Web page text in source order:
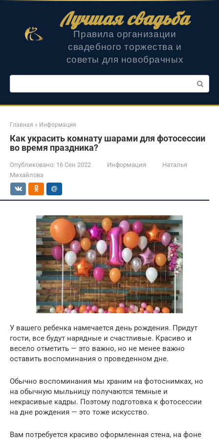
Лучшая свадьба
Правила организации
свадебного торжества и
советы для новобрачных
Поиск:
Главная » Информация
Как украсить комнату шарами для фотосессии
во время праздника?
Опубликовано: 16 Сен 2022 Информация
Наталья
Михайлова
У вашего ребенка намечается день рождения. Придут
гости, все будут нарядные и счастливые. Красиво и
весело отметить — это важно, но не менее важно
оставить воспоминания о проведенном дне.
Обычно воспоминания мы храним на фотоснимках, но
на обычную мыльницу получаются темные и
некрасивые кадры. Поэтому подготовка к фотосессии
на дне рождения — это тоже искусство.
Вам потребуется красиво оформленная стена, на фоне